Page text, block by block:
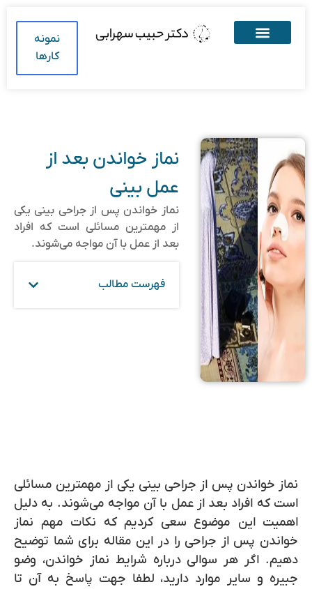
نمونه
کارها
نماز خواندن بعد از
عمل بینی
نماز خواندن پس از جراحی بینی یکی
از مهمترین مسائلی است که افراد
بعد از عمل با آن مواجه می‌شوند.
فهرست مطالب
نماز خواندن پس از جراحی بینی یکی از مهمترین مسائلی
است که افراد بعد از عمل با آن مواجه می‌شوند. به دلیل
اهمیت این موضوع سعی کردیم که نکات مهم نماز
خواندن پس از جراحی را در این مقاله برای شما توضیح
دهیم. اگر هر سوالی درباره شرایط نماز خواندن، وضو
جبیره و سایر موارد دارید، لطفا جهت پاسخ به آن تا